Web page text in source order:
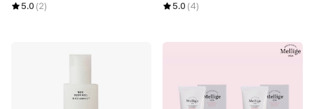
5.0 (2) 5.0 (4)